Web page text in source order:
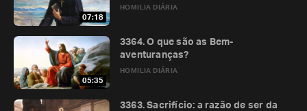
07:18
HOMILIA DIÁRIA
05:35
HOMILIA DIÁRIA
3364. O que são as Bem-
aventuranças?
3363. Sacrifício: a razão de ser da